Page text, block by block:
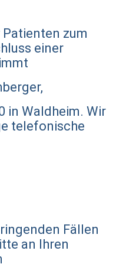
zum
einer
in Waldheim. Wir
telefonische
Fällen
an Ihren